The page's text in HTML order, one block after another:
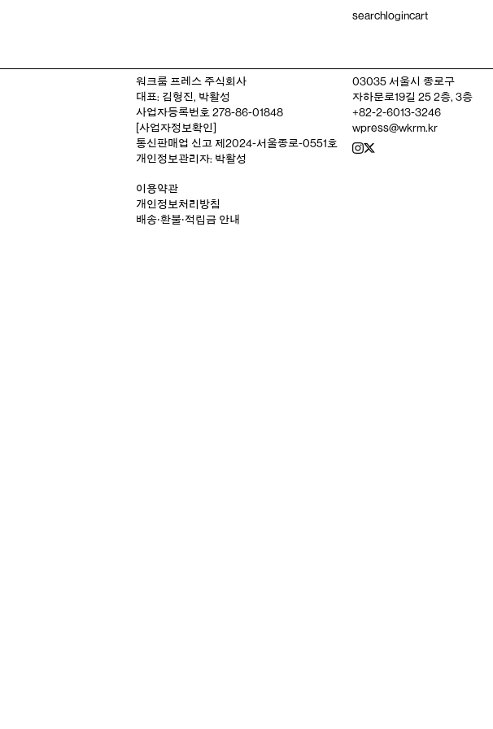
searchlogincart
워크룸 프레스 주식회사
대표: 김형진, 박활성
사업자등록번호 278-86-01848
[사업자정보확인]
통신판매업 신고 제2024-서울종로-0551호
개인정보관리자: 박활성
이용약관
개인정보처리방침
배송‧환불‧적립금 안내
03035 서울시 종로구
자하문로19길 25 2층, 3층
+82-2-6013-3246
wpress@wkrm.kr